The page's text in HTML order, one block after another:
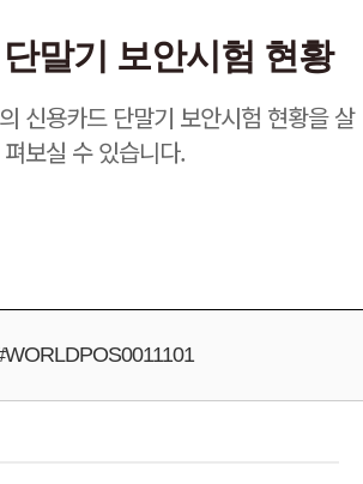
말기 보안시험 현황
신용카드 단말기 보안시험 현황을 살
펴보실 수 있습니다.